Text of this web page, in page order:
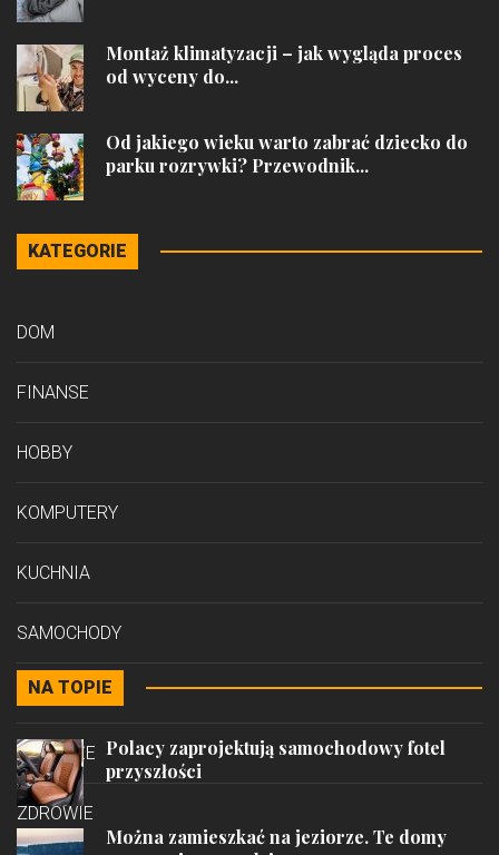
Montaż klimatyzacji – jak wygląda proces
od wyceny do...
Od jakiego wieku warto zabrać dziecko do
parku rozrywki? Przewodnik...
KATEGORIE
DOM
FINANSE
HOBBY
KOMPUTERY
KUCHNIA
SAMOCHODY
STYL
PODRÓŻE
ZDROWIE
NA TOPIE
Polacy zaprojektują samochodowy fotel
przyszłości
Można zamieszkać na jeziorze. Te domy